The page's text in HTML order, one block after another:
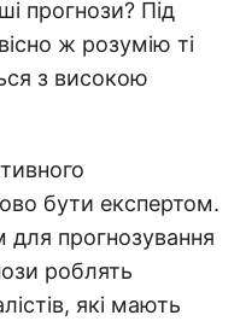
прогнози? Під
ж розумію ті
з високою
бути експертом.
прогнозування
роблять
які мають